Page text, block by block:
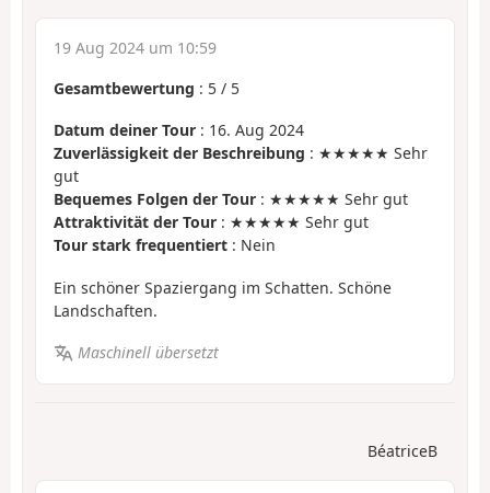
19 Aug 2024 um 10:59
Gesamtbewertung : 5 / 5
Datum deiner Tour : 16. Aug 2024
Zuverlässigkeit der Beschreibung : ★★★★★ Sehr
gut
Bequemes Folgen der Tour : ★★★★★ Sehr gut
Attraktivität der Tour : ★★★★★ Sehr gut
Tour stark frequentiert : Nein
Ein schöner Spaziergang im Schatten. Schöne
Landschaften.
Maschinell übersetzt
BéatriceB